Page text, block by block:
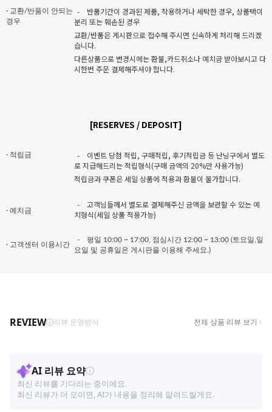
· 교환/반품이 안되는
경우
-
반품기간이 경과된 제품, 착용하거나 세탁한 경우, 상품택이
분리 또는 훼손된 경우
교환/반품은 게시판으로 접수해 주시면 신속하게 처리해 드리겠
습니다.
다른상품으로 변경시에는 환불,카드취소나 예치금 받아보시고 다
시한번 주문 결제해주셔야 합니다.
[RESERVES / DEPOSIT]
· 적립금 -
이벤트 당첨 적립, 구매적립, 후기적립금 등 난닝구에서 별도
로 지급해드리는 적립형식(구매 금액의 20%만 사용가능)
적립금과 쿠폰은 세일 상품에 적용과 환불이 불가합니다.
· 예치금
-
고객님들께서 별도로 결제해주신 금액을 보관할 수 있는 예
치형식(세일 상품 적용가능)
· 고객센터 이용시간
-
평일 10:00 ~ 17:00, 점심시간 12:00 ~ 13:00 (토요일,일
요일 및 공휴일은 게시판을 이용해 주세요.)